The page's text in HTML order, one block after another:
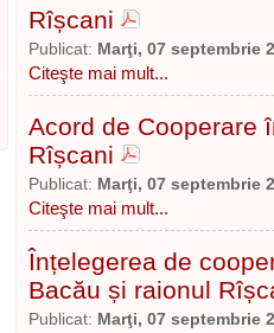
Rîșcani
Publicat: Marţi, 07 septembrie
Citeşte mai mult...
Acord de Cooperare
Rîșcani
Publicat: Marţi, 07 septembrie
Citeşte mai mult...
Înțelegerea de
Bacău și raionul
Publicat: Marţi, 07 septembrie